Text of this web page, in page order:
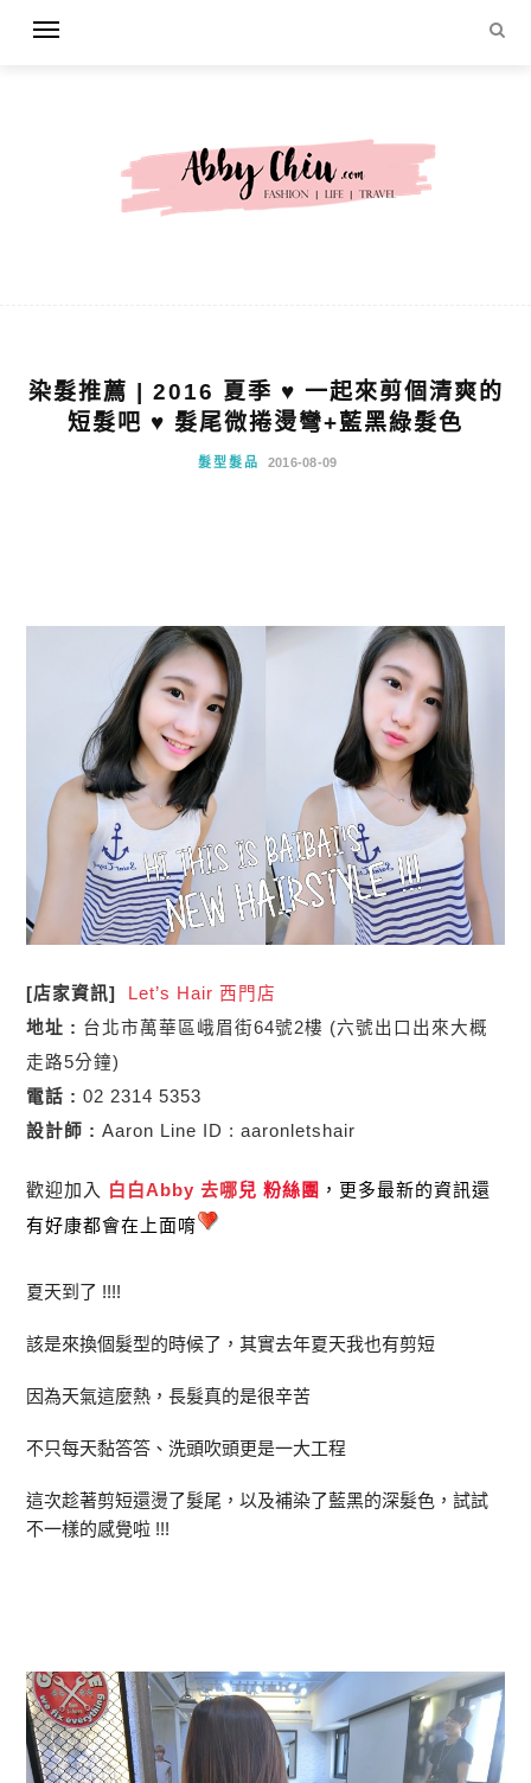
染髮推薦 | 2016 夏季 ♥ 一起來剪個清爽的
短髮吧 ♥ 髮尾微捲燙彎+藍黑綠髮色
髮型髮品 2016-08-09
[店家資訊] Let’s Hair 西門店
地址 : 台北市萬華區峨眉街64號2樓 (六號出口出來大概
走路5分鐘)
電話 : 02 2314 5353
設計師 : Aaron Line ID : aaronletshair
歡迎加入 白白Abby 去哪兒 粉絲團 ，更多最新的資訊還
有好康都會在上面唷
夏天到了 !!!!
該是來換個髮型的時候了，其實去年夏天我也有剪短
因為天氣這麼熱，長髮真的是很辛苦
不只每天黏答答、洗頭吹頭更是一大工程
這次趁著剪短還燙了髮尾，以及補染了藍黑的深髮色，試試
不一樣的感覺啦 !!!